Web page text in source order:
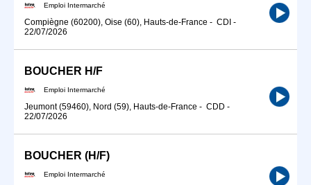
Emploi Intermarché
Compiègne (60200), Oise (60), Hauts-de-France - CDI -
22/07/2026
BOUCHER H/F
Emploi Intermarché
Jeumont (59460), Nord (59), Hauts-de-France - CDD -
22/07/2026
BOUCHER (H/F)
Emploi Intermarché